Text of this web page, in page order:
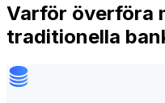
Varför överföra
traditionella